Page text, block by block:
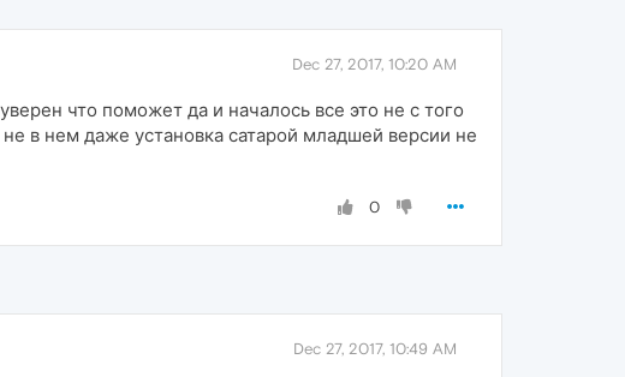
Dec 27, 2017, 10:20 AM
что поможет да и началось все это не с того
в нем даже установка сатарой младшей версии не
0
Dec 27, 2017, 10:49 AM